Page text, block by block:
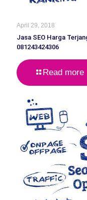
April 29, 2018
Jasa SEO Harga
081243424306
Read more